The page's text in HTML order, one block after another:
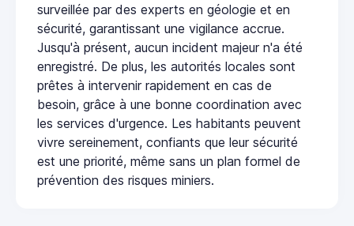
surveillée par des experts en géologie et en
sécurité, garantissant une vigilance accrue.
Jusqu'à présent, aucun incident majeur n'a été
enregistré. De plus, les autorités locales sont
prêtes à intervenir rapidement en cas de
besoin, grâce à une bonne coordination avec
les services d'urgence. Les habitants peuvent
vivre sereinement, confiants que leur sécurité
est une priorité, même sans un plan formel de
prévention des risques miniers.